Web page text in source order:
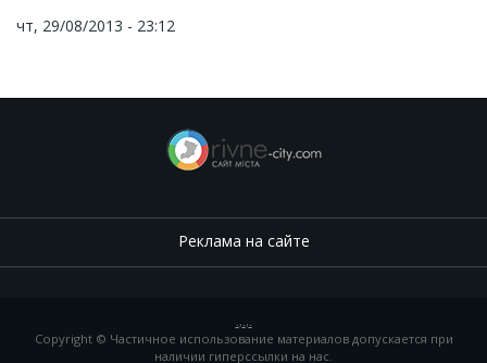
чт, 29/08/2013 - 23:12
Реклама на сайте
, ,
Copyright © Частичное использование материалов допускается при
наличии гиперссылки на нас.